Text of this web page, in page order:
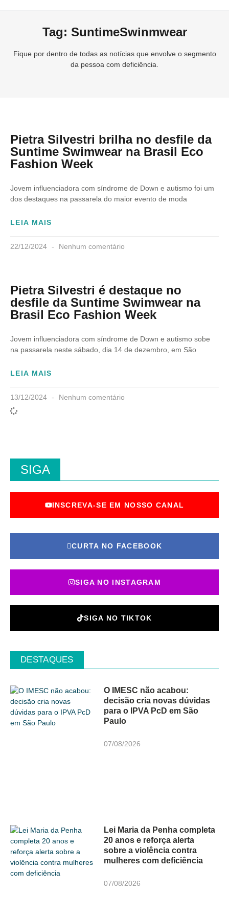
Tag: SuntimeSwinmwear
Fique por dentro de todas as notícias que envolve o segmento
da pessoa com deficiência.
Pietra Silvestri brilha no desfile da
Suntime Swimwear na Brasil Eco
Fashion Week
Jovem influenciadora com síndrome de Down e autismo foi um
dos destaques na passarela do maior evento de moda
LEIA MAIS
22/12/2024 Nenhum comentário
Pietra Silvestri é destaque no
desfile da Suntime Swimwear na
Brasil Eco Fashion Week
Jovem influenciadora com síndrome de Down e autismo sobe
na passarela neste sábado, dia 14 de dezembro, em São
LEIA MAIS
13/12/2024 Nenhum comentário
SIGA
INSCREVA-SE EM NOSSO CANAL
CURTA NO FACEBOOK
SIGA NO INSTAGRAM
SIGA NO TIKTOK
DESTAQUES
O IMESC não acabou:
decisão cria novas dúvidas
para o IPVA PcD em São
Paulo
07/08/2026
Lei Maria da Penha completa
20 anos e reforça alerta
sobre a violência contra
mulheres com deficiência
07/08/2026